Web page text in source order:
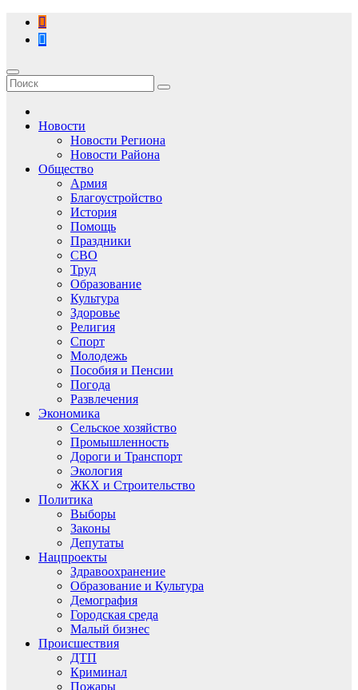
Перейти
содержимому
Новости
Новости Региона
Новости Района
Общество
Армия
Благоустройство
История
Помощь
Праздники
СВО
Труд
Образование
Культура
Здоровье
Религия
Спорт
Молодежь
Пособия и Пенсии
Погода
Развлечения
Экономика
Сельское хозяйство
Промышленность
Дороги и Транспорт
Экология
ЖКХ и Строительство
Политика
Выборы
Законы
Депутаты
Нацпроекты
Здравоохранение
Образование и Культура
Демография
Городская среда
Малый бизнес
Происшествия
ДТП
Криминал
Пожары